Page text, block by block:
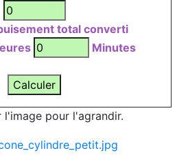
total converti
Minutes
l'image pour l'agrandir.